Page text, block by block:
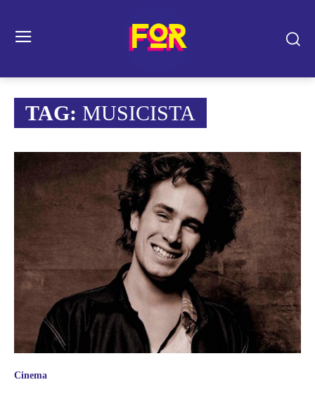
TAG: MUSICISTA
Cinema